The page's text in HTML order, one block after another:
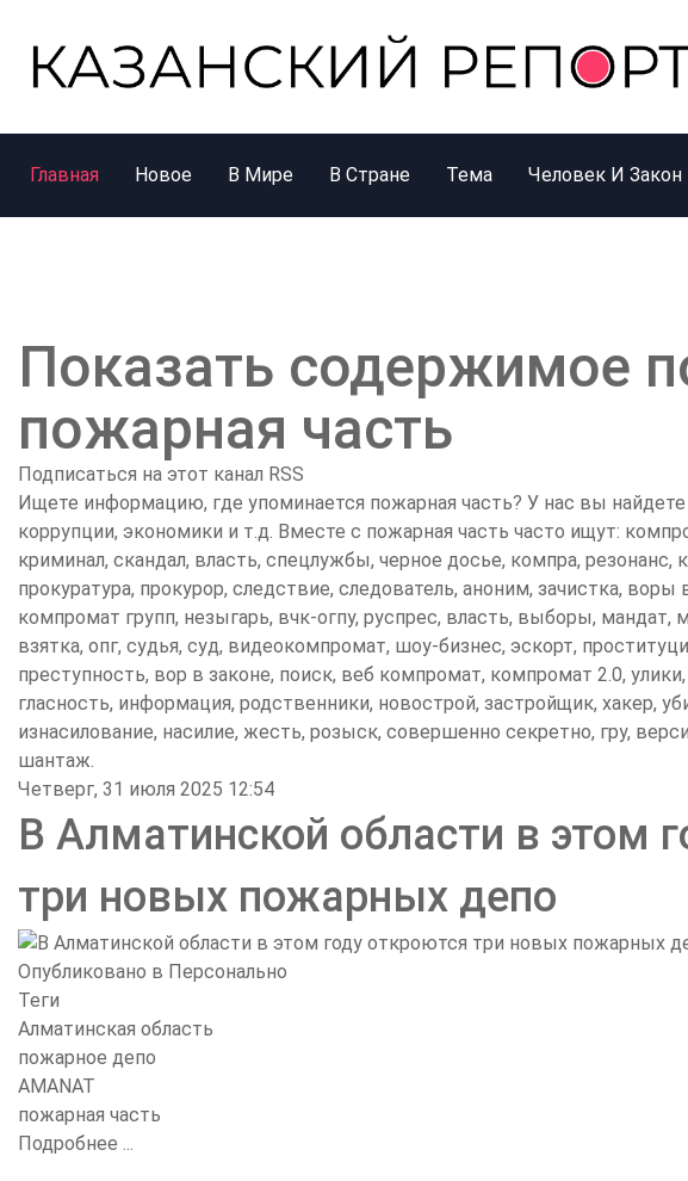
Главная Новое В Мире В Стране Тема Человек И Закон
Показать содержимое
пожарная часть
Подписаться на этот канал RSS
Ищете информацию, где упоминается пожарная часть? У нас вы
коррупции, экономики и т.д. Вместе с пожарная часть часто ищут:
криминал, скандал, власть, спецлужбы, черное досье, компра, резонанс,
прокуратура, прокурор, следствие, следователь, аноним, зачистка, воры
компромат групп, незыгарь, вчк-огпу, руспрес, власть, выборы, мандат,
взятка, опг, судья, суд, видеокомпромат, шоу-бизнес, эскорт,
преступность, вор в законе, поиск, веб компромат, компромат 2.0,
гласность, информация, родственники, новострой, застройщик, хакер,
изнасилование, насилие, жесть, розыск, совершенно секретно, гру,
шантаж.
Четверг, 31 июля 2025 12:54
В Алматинской области в этом
три новых пожарных депо
Опубликовано в Персонально
Теги
Алматинская область
пожарное депо
AMANAT
пожарная часть
Подробнее ...